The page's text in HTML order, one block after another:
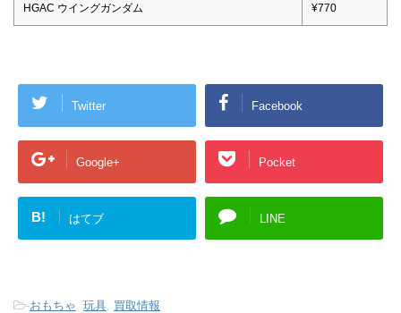
HGAC ウイングガンダム ¥770
Twitter Facebook
Google+ Pocket
B! はてブ LINE
-おもちゃ 玩具 買取情報